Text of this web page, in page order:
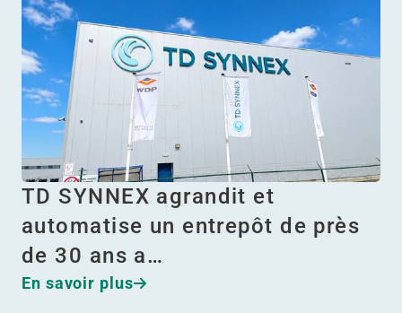
TD SYNNEX agrandit et
automatise un entrepôt de près
de 30 ans a…
En savoir plus